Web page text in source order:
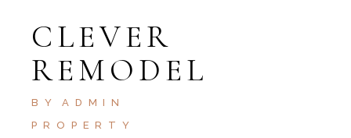
CLEVER
REMODEL
BY
ADMIN
PROPERTY